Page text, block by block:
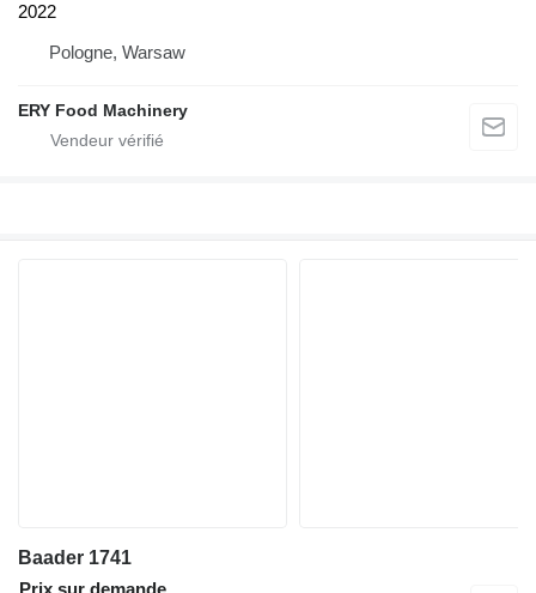
2022
Pologne, Warsaw
ERY Food Machinery
Baader 1741